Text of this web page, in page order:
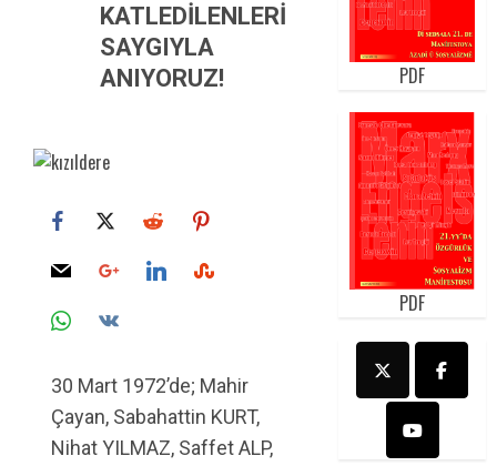
KATLEDİLENLERİ
SAYGIYLA
ANIYORUZ!
30 Mart 1972’de; Mahir
Çayan, Sabahattin KURT,
Nihat YILMAZ, Saffet ALP,
PDF
PDF